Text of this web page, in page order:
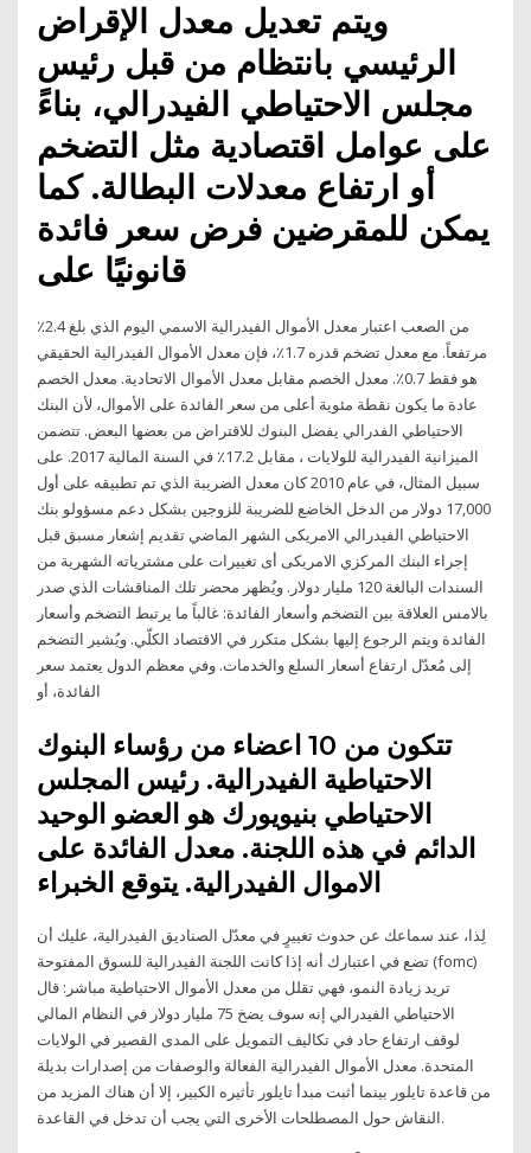
ويتم تعديل معدل الإقراض
الرئيسي بانتظام من قبل رئيس
مجلس الاحتياطي الفيدرالي، بناءً
على عوامل اقتصادية مثل التضخم
أو ارتفاع معدلات البطالة. كما
يمكن للمقرضين فرض سعر فائدة
قانونيًا على
من الصعب اعتبار معدل الأموال الفيدرالية الاسمي اليوم الذي بلغ 2.4٪
مرتفعاً. مع معدل تضخم قدره 1.7٪، فإن معدل الأموال الفيدرالية الحقيقي
هو فقط 0.7٪. معدل الخصم مقابل معدل الأموال الاتحادية. معدل الخصم
عادة ما يكون نقطة مئوية أعلى من سعر الفائدة على الأموال، لأن البنك
الاحتياطي الفدرالي يفضل البنوك للاقتراض من بعضها البعض. تتضمن
الميزانية الفيدرالية للولايات ، مقابل 17.2٪ في السنة المالية 2017. على
سبيل المثال، في عام 2010 كان معدل الضريبة الذي تم تطبيقه على أول
17,000 دولار من الدخل الخاضع للضريبة للزوجين بشكل دعم مسؤولو بنك
الاحتياطي الفيدرالي الامريكى الشهر الماضي تقديم إشعار مسبق قبل
إجراء البنك المركزي الامريكى أى تغييرات على مشترياته الشهرية من
السندات البالغة 120 مليار دولار. ويُظهر محضر تلك المناقشات الذي صدر
بالامس العلاقة بين التضخم وأسعار الفائدة: غالباً ما يرتبط التضخم وأسعار
الفائدة ويتم الرجوع إليها بشكل متكرر في الاقتصاد الكلّي. ويُشير التضخم
إلى مُعدّل ارتفاع أسعار السلع والخدمات. وفي معظم الدول يعتمد سعر
الفائدة، أو
تتكون من 10 اعضاء من رؤساء البنوك
الاحتياطية الفيدرالية. رئيس المجلس
الاحتياطي بنيويورك هو العضو الوحيد
الدائم في هذه اللجنة. معدل الفائدة على
الاموال الفيدرالية. يتوقع الخبراء
لِذا، عند سماعك عن حدوث تغييرٍ في معدّل الصناديق الفيدرالية، عليك أن
تضع في اعتبارك أنه إذا كانت اللجنة الفيدرالية للسوق المفتوحة (fomc)
تريد زيادة النمو، فهي تقلل من معدل الأموال الاحتياطية مباشر: قال
الاحتياطي الفيدرالي إنه سوف يضخ 75 مليار دولار في النظام المالي
لوقف ارتفاع حاد في تكاليف التمويل على المدى القصير في الولايات
المتحدة. معدل الأموال الفيدرالية الفعالة والوصفات من إصدارات بديلة
من قاعدة تايلور بينما أثبت مبدأ تايلور تأثيره الكبير، إلا أن هناك المزيد من
النقاش حول المصطلحات الأخرى التي يجب أن تدخل في القاعدة.